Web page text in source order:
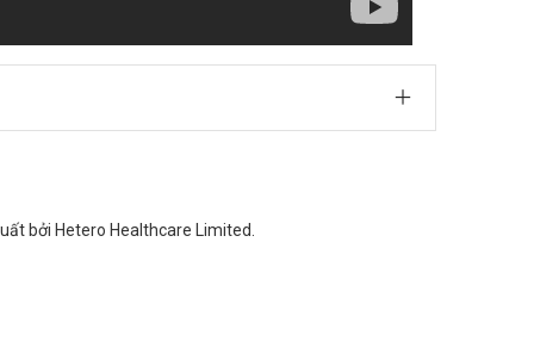
bởi Hetero Healthcare Limited.